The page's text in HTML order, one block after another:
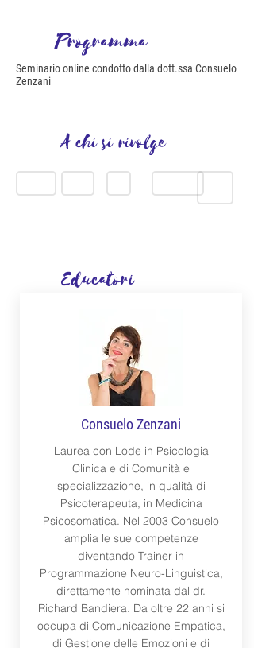
Programma
Seminario online condotto dalla dott.ssa Consuelo
Zenzani
A chi si rivolge
Educatori
Consuelo Zenzani
Laurea con Lode in Psicologia
Clinica e di Comunità e
specializzazione, in qualità di
Psicoterapeuta, in Medicina
Psicosomatica. Nel 2003 Consuelo
amplia le sue competenze
diventando Trainer in
Programmazione Neuro-Linguistica,
direttamente nominata dal dr.
Richard Bandiera. Da oltre 22 anni si
occupa di Comunicazione Empatica,
di Gestione delle Emozioni e di